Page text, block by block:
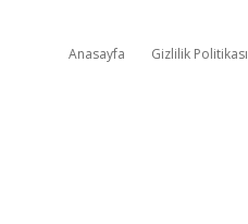
Anasayfa Gizlilik Politikası